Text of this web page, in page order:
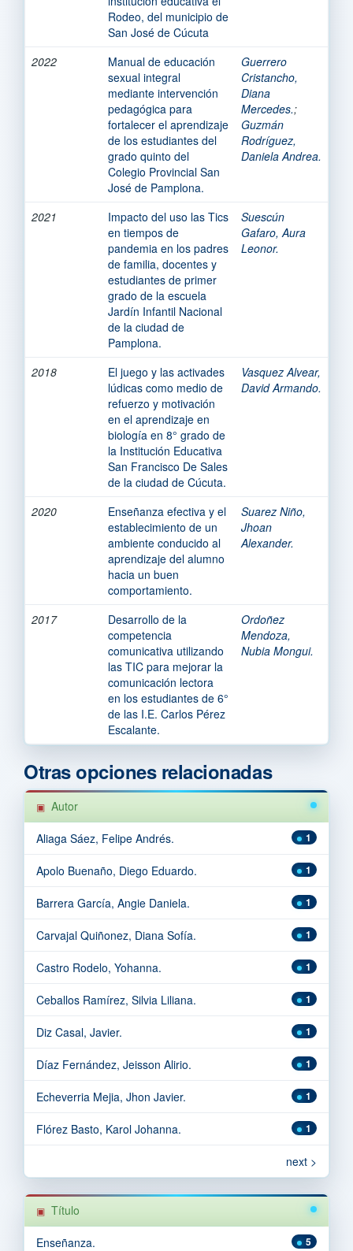
Rodeo, del municipio de
San José de Cúcuta
2022
Manual de educación
sexual integral
mediante intervención
pedagógica para
fortalecer el aprendizaje
de los estudiantes del
grado quinto del
Colegio Provincial San
José de Pamplona.
Guerrero
Cristancho,
Diana
Mercedes.;
Guzmán
Rodríguez,
Daniela Andrea.
2021
Impacto del uso las Tics
en tiempos de
pandemia en los padres
de familia, docentes y
estudiantes de primer
grado de la escuela
Jardín Infantil Nacional
de la ciudad de
Pamplona.
Suescún
Gafaro, Aura
Leonor.
2018
El juego y las activades
lúdicas como medio de
refuerzo y motivación
en el aprendizaje en
biología en 8° grado de
la Institución Educativa
San Francisco De Sales
de la ciudad de Cúcuta.
Vasquez Alvear,
David Armando.
2020
Enseñanza efectiva y el
establecimiento de un
ambiente conducido al
aprendizaje del alumno
hacia un buen
comportamiento.
Suarez Niño,
Jhoan
Alexander.
2017
Desarrollo de la
competencia
comunicativa utilizando
las TIC para mejorar la
comunicación lectora
en los estudiantes de 6°
de las I.E. Carlos Pérez
Escalante.
Ordoñez
Mendoza,
Nubia Mongui.
Otras opciones relacionadas
Autor
1
Aliaga Sáez, Felipe Andrés.
1
Apolo Buenaño, Diego Eduardo.
1
Barrera García, Angie Daniela.
1
Carvajal Quiñonez, Diana Sofía.
1
Castro Rodelo, Yohanna.
1
Ceballos Ramírez, Silvia Liliana.
1
Diz Casal, Javier.
1
Díaz Fernández, Jeisson Alirio.
1
Echeverria Mejia, Jhon Javier.
1
Flórez Basto, Karol Johanna.
next >
Título
5
Enseñanza.